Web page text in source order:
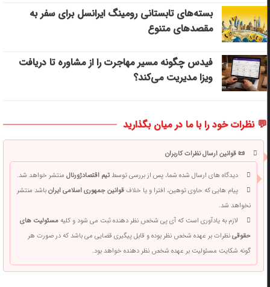
بسته‌های تابستانی رومینگ ایرانسل برای سفر به
مقصدهای متنوع
فیدس چگونه مسیر مهاجرت را از مشاوره تا دریافت
ویزا مدیریت می‌کند؟
💬 نظرات خود را با ما در میان بگذارید
📜 قوانین ارسال نظرات کاربران
دیدگاه های ارسال شده شما، پس از بررسی توسطتیم اقتصادژورنالمنتشر خواهد شد.
پیام هایی که حاوی توهین، افترا و یا خلافقوانین جمهوری اسلامی ایرانباشد منتشر
نخواهد شد.
لازم به یادآوری است که آی پی شخص نظر دهنده ثبت می شود و کلیهمسئولیت های
حقوقینظرات بر عهده شخص نظر بوده و قابل پیگیری قضایی می باشد که در صورت هر
گونه شکایت مسئولیت بر عهده شخص نظر دهنده خواهد بود.